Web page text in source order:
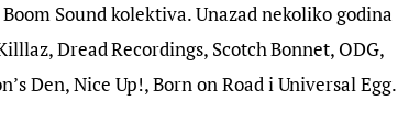
Sound kolektiva. Unazad nekoliko godina
Dread Recordings, Scotch Bonnet, ODG,
Den, Nice Up!, Born on Road i Universal Egg.